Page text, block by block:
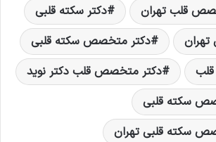
قلب تهران
دکتر سکته قلبی
تهران
دکتر متخصص سکته قلبی
دکتر متخصص قلب دکتر نويد
سکته قلبی
سکته قلبی تهران